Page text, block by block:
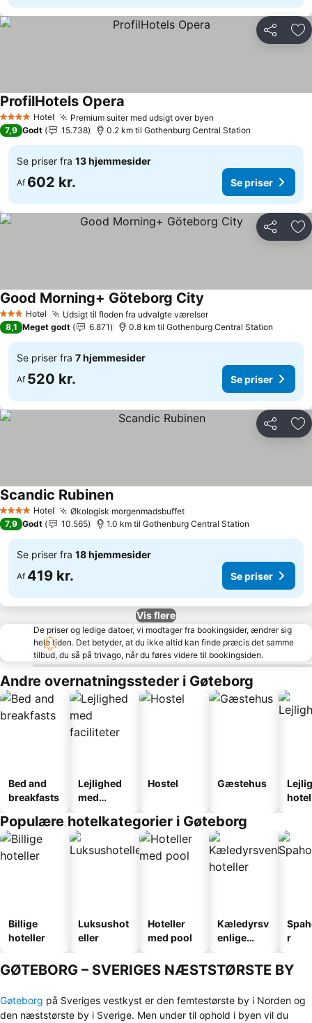
Del
4 StjernerHotel Premium suiter med udsigt over byen
ProfilHotels Opera
7,9 Godt 15.738 0.2 km til Gothenburg Central Station
Se priser fra 13 hjemmesider
Af 602 kr. Se priser
Del
3 StjernerHotel Udsigt til floden fra udvalgte værelserSe priser
Good Morning+ Göteborg City
8,1 Meget godt 6.871 0.8 km til Gothenburg Central Station
Se priser fra 7 hjemmesider
Af 520 kr. Se priser
Del
4 StjernerHotel Økologisk morgenmadsbuffetSe priser
Scandic RubinenSe priser
7,9 Godt 10.565 1.0 km til Gothenburg Central Station
Se priser fra 18 hjemmesider
Af 419 kr. Se priser
Vis flere
De priser og ledige datoer, vi modtager fra bookingsider, ændrer sig
hele tiden. Det betyder, at du ikke altid kan finde præcis det samme
tilbud, du så på trivago, når du føres videre til bookingsiden.
Andre overnatningssteder i Gøteborg
Bed and
breakfasts
Lejlighed
med
Hostel Gæstehus
hotel
Populære hotelkategorier i Gøteborg
Billige
hoteller
Luksushot
eller
Hoteller
med pool
Kæledyrsv
enlige
r
GØTEBORG – SVERIGES NÆSTSTØRSTE BY
Gøteborg på Sveriges vestkyst er den femtestørste by i Norden og
den næststørste by i Sverige. Men under til ophold i byen vil du